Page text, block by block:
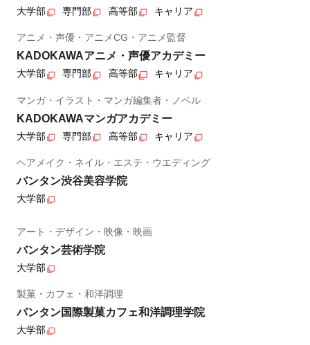
大学部 専門部 高等部 キャリア
アニメ・声優・アニメCG・アニメ監督
KADOKAWAアニメ・声優アカデミー
大学部 専門部 高等部 キャリア
マンガ・イラスト・マンガ編集者・ノベル
KADOKAWAマンガアカデミー
大学部 専門部 高等部 キャリア
ヘアメイク・ネイル・エステ・ウエディング
バンタン渋谷美容学院
大学部
アート・デザイン・映像・映画
バンタン芸術学院
大学部
製菓・カフェ・和洋調理
バンタン国際製菓カフェ和洋調理学院
大学部